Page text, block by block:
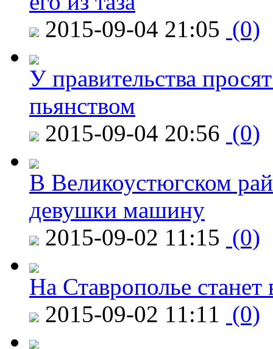
2015-09-04 21:05 (0)
У правительства
пьянством
2015-09-04 20:56 (0)
В Великоустюгском
девушки машину
2015-09-02 11:15 (0)
На Ставрополье
2015-09-02 11:11 (0)